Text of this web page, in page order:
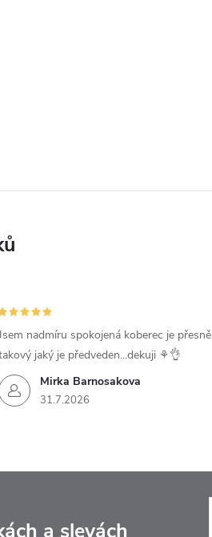
Mirka Barnosakova
31.7.2026
nadmíru spokojená koberec je přesně
jaký je předveden...dekuji ⚘️👌
a slevách